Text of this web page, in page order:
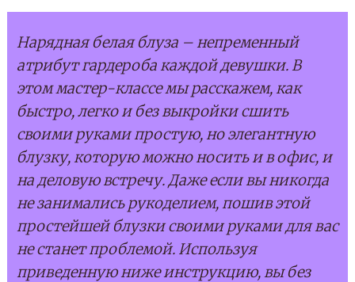
Нарядная белая блуза – непременный
атрибут гардероба каждой девушки. В
этом мастер-классе мы расскажем, как
быстро, легко и без выкройки сшить
своими руками простую, но элегантную
блузку, которую можно носить и в офис, и
на деловую встречу. Даже если вы никогда
не занимались рукоделием, пошив этой
простейшей блузки своими руками для вас
не станет проблемой. Используя
приведенную ниже инструкцию, вы без